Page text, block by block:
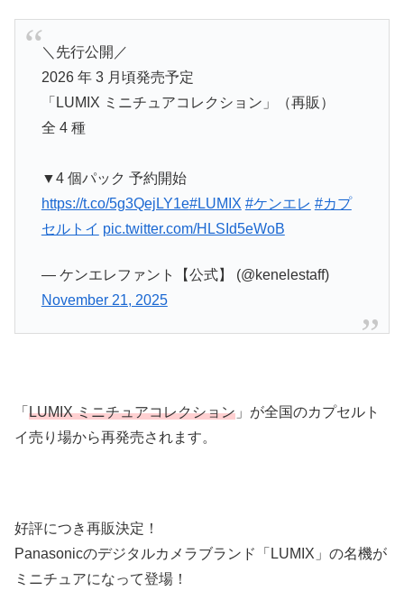
＼先行公開／
2026 年 3 月頃発売予定
「LUMIX ミニチュアコレクション」（再販）
全 4 種
▼4 個パック 予約開始
https://t.co/5g3QejLY1e#LUMIX #ケンエレ #カプ
セルトイ pic.twitter.com/HLSId5eWoB
— ケンエレファント【公式】 (@kenelestaff)
November 21, 2025
「 LUMIX ミニチュアコレクション 」が全国のカプセルト
イ売り場から再発売されます。
好評につき再販決定！
Panasonicのデジタルカメラブランド「LUMIX」の名機が
ミニチュアになって登場！